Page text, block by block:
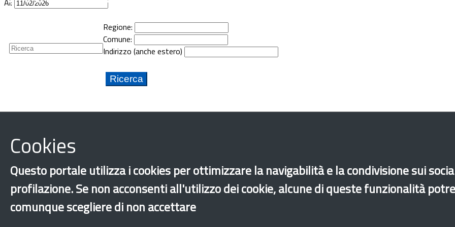
Al:
Regione:
Comune:
Indirizzo (anche estero)
Cookies
Questo portale utilizza i cookies per ottimizzare la navigabilità e la condivisione sui
profilazione. Se non acconsenti all'utilizzo dei cookie, alcune di queste funzionalità
comunque scegliere di non accettare